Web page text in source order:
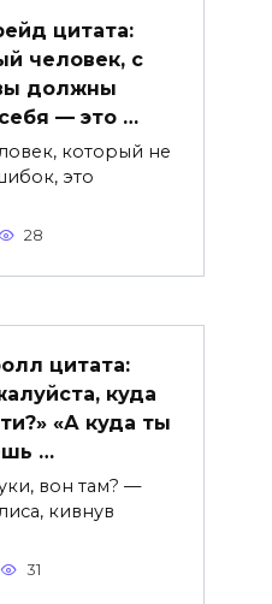
цитата:
человек, с
должны
— это …
который не
это
28
цитата:
куда
«А куда ты
…
вон там? —
кивнув
31